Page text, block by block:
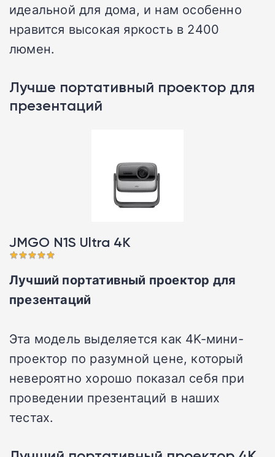
идеальной для дома, и нам особенно
нравится высокая яркость в 2400
люмен.
Лучше портативный проектор для
презентаций
JMGO N1S Ultra 4K󠁩󠁩󠁩󠁩󠁩󠁩
Лучший портативный проектор для
презентаций
Эта модель выделяется как 4K-мини-
проектор по разумной цене, который
невероятно хорошо показал себя при
проведении презентаций в наших
тестах.